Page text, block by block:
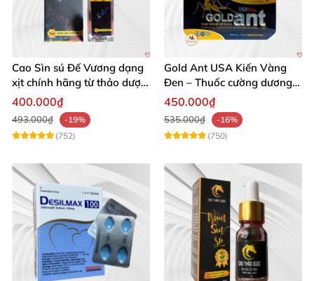
Cao Sìn sú Đế Vương dạng
xịt chính hãng từ thảo dược
Ê Đê Việt Nam
400.000₫
493.000₫
-19%
(752)
Gold Ant USA Kiến Vàng
Đen – Thuốc cường dương
tăng sinh lý nam mạnh
450.000₫
535.000₫
-16%
(750)